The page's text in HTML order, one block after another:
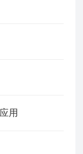
用